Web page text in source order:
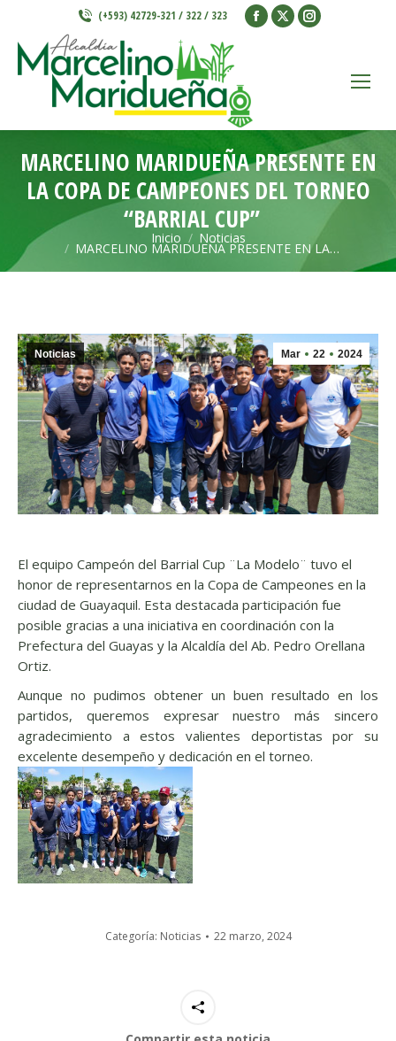
(+593) 42729-321 / 322 / 323
Facebook
window
X
window
Instagram
window
MARCELINO MARIDUEÑA PRESENTE EN
LA COPA DE CAMPEONES DEL TORNEO
“BARRIAL CUP”
Estás aquí: Inicio Noticias
MARCELINO MARIDUEÑA PRESENTE EN LA…
Mar 22 2024
Noticias
El equipo Campeón del Barrial Cup ¨La Modelo¨ tuvo el
honor de representarnos en la Copa de Campeones en la
ciudad de Guayaquil. Esta destacada participación fue
posible gracias a una iniciativa en coordinación con la
Prefectura del Guayas y la Alcaldía del Ab. Pedro Orellana
Ortiz.
Aunque no pudimos obtener un buen resultado en los
partidos, queremos expresar nuestro más sincero
agradecimiento a estos valientes deportistas por su
excelente desempeño y dedicación en el torneo.
Categoría: Noticias 22 marzo, 2024